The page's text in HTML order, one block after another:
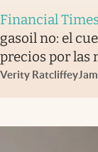
Financial Times
gasoil no: el
precios por las
Verity Ratcliffey